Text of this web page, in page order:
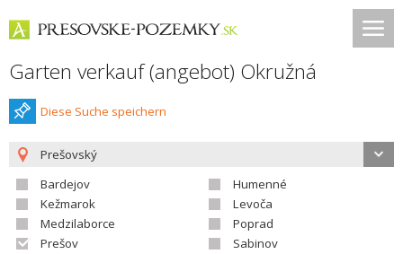
Garten verkauf (angebot) Okružná
Diese Suche speichern
Prešovský
Bardejov
Humenné
Kežmarok
Levoča
Medzilaborce
Poprad
Prešov
Sabinov